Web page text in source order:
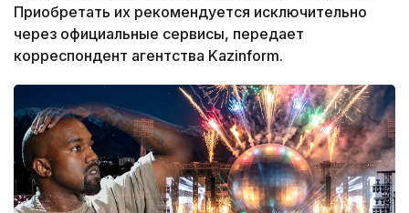
Приобретать их рекомендуется исключительно
через официальные сервисы, передает
корреспондент агентства Kazinform.